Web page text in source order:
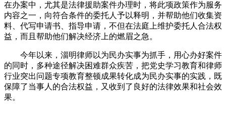
在办案中，尤其是法律援助案件办理时，将此项政策作为服务
内容之一，向符合条件的委托人予以释明，并帮助他们收集资
料、代写申请书、指导申请，不但在法庭上维护委托人合法权
益，而且帮助他们解决经济上的燃眉之急。
今年以来，淄明律师以为民办实事为抓手，用心办好案件
的同时，多种途径解决困难群众疾苦，把党史学习教育和律师
行业突出问题专项教育整顿成果转化成为民办实事的实践，既
保障了当事人的合法权益，又收到了良好的法律效果和社会效
果。